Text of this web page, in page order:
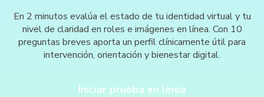
En 2 minutos evalúa el estado de tu identidad virtual y tu
nivel de claridad en roles e imágenes en línea. Con 10
preguntas breves aporta un perfil clínicamente útil para
intervención, orientación y bienestar digital.
Iniciar prueba en línea